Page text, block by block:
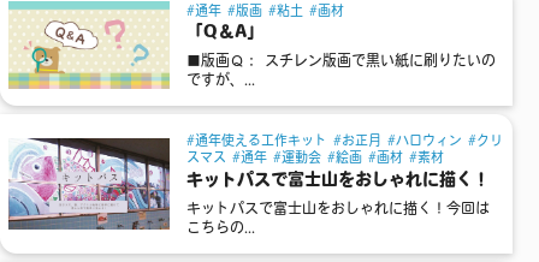
通年 版画 粘土 画材
「Q＆A」
■版画Ｑ： スチレン版画で黒い紙に刷りたいの
ですが、...
通年使える工作キット お正月 ハロウィン
クリ
スマス
通年 運動会 絵画 画材 素材
キットパスで富士山をおしゃれに描く！
キットパスで富士山をおしゃれに描く！今回は
こちらの...